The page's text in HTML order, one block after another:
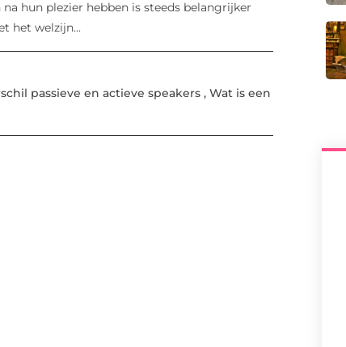
hun plezier hebben is steeds belangrijker
het welzijn...
passieve en actieve speakers , Wat is een